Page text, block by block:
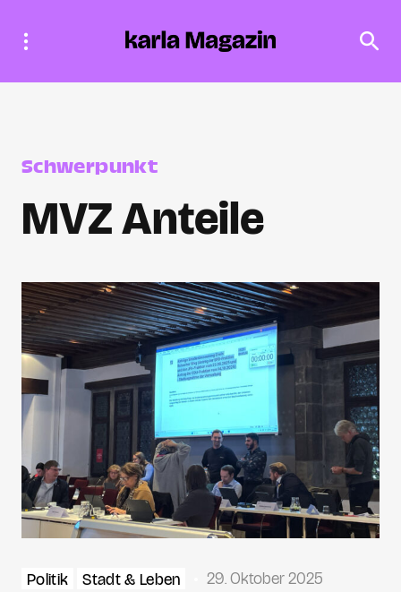
Schwerpunkt
MVZ Anteile
Politik Stadt & Leben 29. Oktober 2025